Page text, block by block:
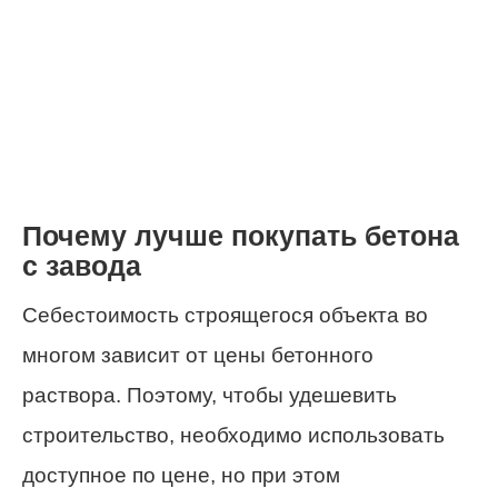
Почему лучше покупать бетона
с завода
Себестоимость строящегося объекта во
многом зависит от цены бетонного
раствора. Поэтому, чтобы удешевить
строительство, необходимо использовать
доступное по цене, но при этом